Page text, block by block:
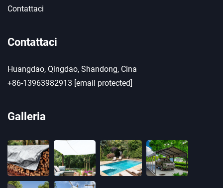
Contattaci
Contattaci
Huangdao, Qingdao, Shandong, Cina
+86-13963982913 [email protected]
Galleria